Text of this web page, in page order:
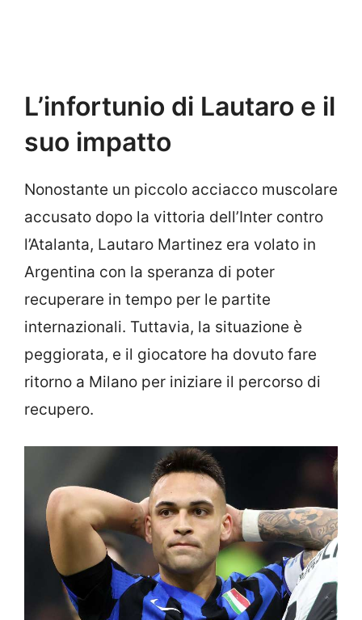
L’infortunio di Lautaro e il
suo impatto
Nonostante un piccolo acciacco muscolare
accusato dopo la vittoria dell’Inter contro
l’Atalanta, Lautaro Martinez era volato in
Argentina con la speranza di poter
recuperare in tempo per le partite
internazionali. Tuttavia, la situazione è
peggiorata, e il giocatore ha dovuto fare
ritorno a Milano per iniziare il percorso di
recupero.